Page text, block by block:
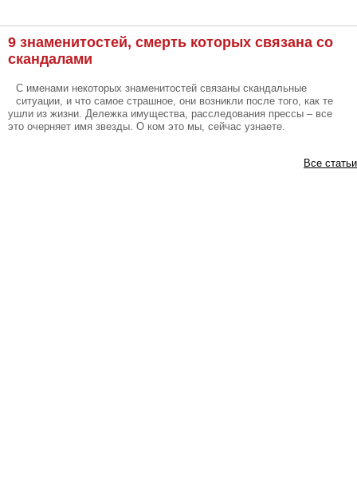
9 знаменитостей, смерть которых связана со
скандалами
С именами некоторых знаменитостей связаны скандальные
ситуации, и что самое страшное, они возникли после того, как те
ушли из жизни. Дележка имущества, расследования прессы – все
это очерняет имя звезды. О ком это мы, сейчас узнаете.
Все статьи